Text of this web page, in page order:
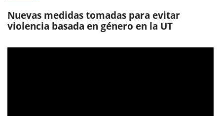
Nuevas medidas tomadas para evitar
violencia basada en género en la UT